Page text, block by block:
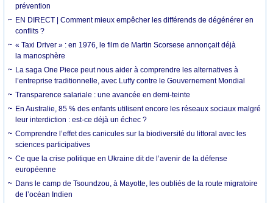
prévention
EN DIRECT | Comment mieux empêcher les différends de dégénérer en
conflits ?
« Taxi Driver » : en 1976, le film de Martin Scorsese annonçait déjà
la manosphère
La saga One Piece peut nous aider à comprendre les alternatives à
l’entreprise traditionnelle, avec Luffy contre le Gouvernement Mondial
Transparence salariale : une avancée en demi-teinte
En Australie, 85 % des enfants utilisent encore les réseaux sociaux malgré
leur interdiction : est-ce déjà un échec ?
Comprendre l’effet des canicules sur la biodiversité du littoral avec les
sciences participatives
Ce que la crise politique en Ukraine dit de l’avenir de la défense
européenne
Dans le camp de Tsoundzou, à Mayotte, les oubliés de la route migratoire
de l’océan Indien